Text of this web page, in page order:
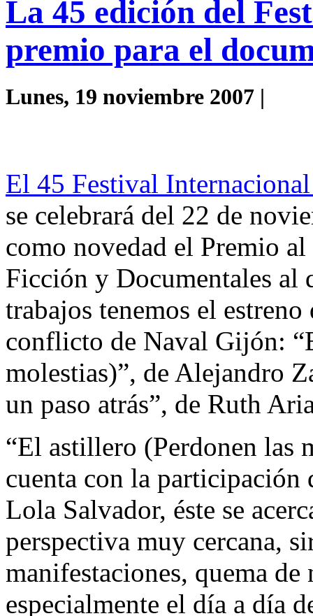
La 45 edición del
premio para el
Lunes, 19 noviembre 2007 |
El 45 Festival
se celebrará del 22 de
como novedad el Premio
Ficción y Documentales al
trabajos tenemos el
conflicto de Naval Gijón:
molestias)”, de Alejandro
un paso atrás”, de Ruth
“El astillero (Perdonen las
cuenta con la
Lola Salvador, éste se
perspectiva muy cercana,
manifestaciones, quema
especialmente el dí­a a dí­a